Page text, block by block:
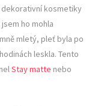
kosmetiky
ho mohla
mletý, pleť byla po
leskla. Tento
Stay matte nebo